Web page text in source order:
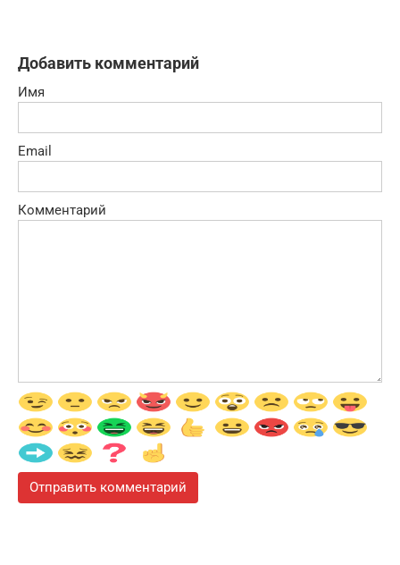
Добавить комментарий
Имя
Email
Комментарий